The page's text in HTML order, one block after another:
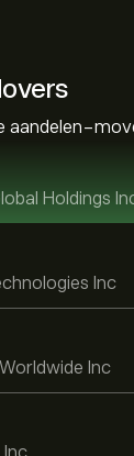
aandelen-
Holdings
Inc
Inc